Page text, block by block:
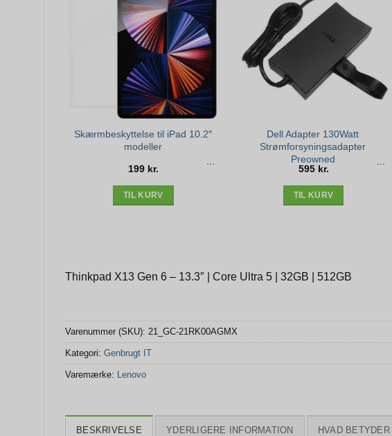
Skærmbeskyttelse til iPad 10.2″
modeller
199 kr.
TIL KURV
Dell Adapter 130Watt
Strømforsyningsadapter
Preowned
595 kr.
TIL KURV
Thinkpad X13 Gen 6 – 13.3″ | Core Ultra 5 | 32GB | 512GB
Varenummer (SKU): 21_GC-21RK00AGMX
Kategori: Genbrugt IT
Varemærke: Lenovo
BESKRIVELSE YDERLIGERE INFORMATION HVAD